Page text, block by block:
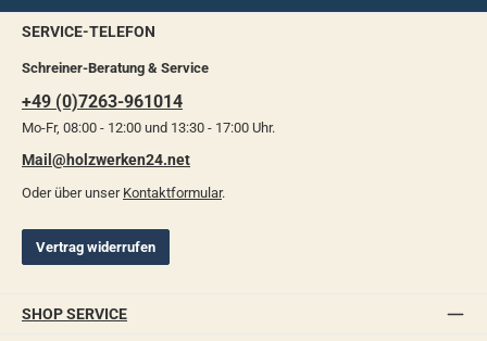
SERVICE-TELEFON
Schreiner-Beratung & Service
+49 (0)7263-961014
Mo-Fr, 08:00 - 12:00 und 13:30 - 17:00 Uhr.
Mail@holzwerken24.net
Oder über unser Kontaktformular.
Vertrag widerrufen
SHOP SERVICE